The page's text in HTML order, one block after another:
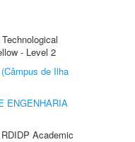
- Level 2
de Ilha
ENGENHARIA
Academic